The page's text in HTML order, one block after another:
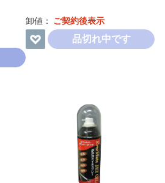
卸値： ご契約後表示
品切れ中です